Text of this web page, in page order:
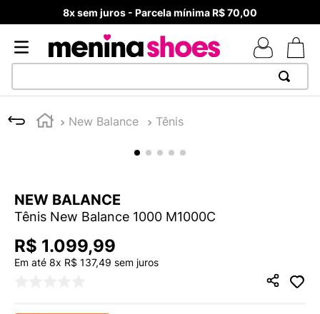
8x sem juros - Parcela mínima R$ 70,00
New Balance Tênis
NEW BALANCE
Tênis New Balance 1000 M1000C
R$ 1.099,99
Em até 8x R$ 137,49 sem juros
1
TÊNIS NEWS BALANCE 530
4º
TÊNIS VEJA WHITE
5
ADIDAS
6º
SAMBA